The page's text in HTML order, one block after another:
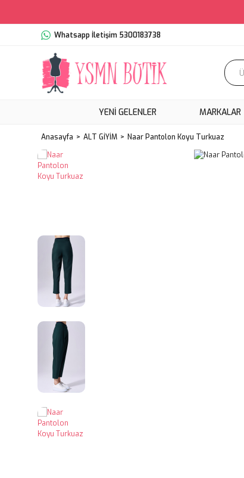
Whatsapp İletişim 5300183738
YENI GELENLER MARKALAR
Anasayfa ALT GİYİM Naar Pantolon Koyu Turkuaz